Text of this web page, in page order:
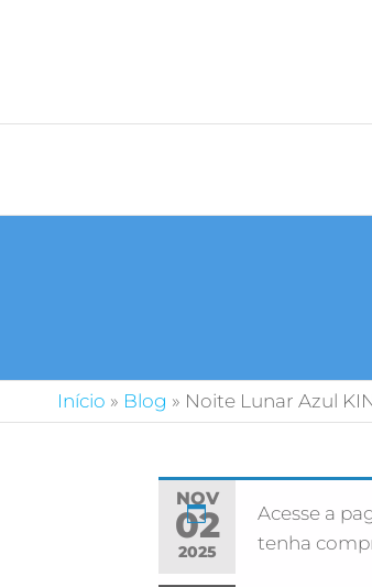
Início » Blog » Noite Lunar Azul
NOV
02
2025
Acesse a
tenha